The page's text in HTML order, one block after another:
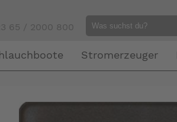
65 / 2000 800
Stromerzeuger